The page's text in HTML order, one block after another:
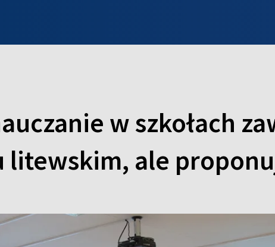
w szkołach
litewskim, ale